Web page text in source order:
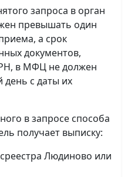
запроса в орган
превышать один
а срок
документов,
в МФЦ не должен
с даты их
в запросе способа
получает выписку:
Людиново или